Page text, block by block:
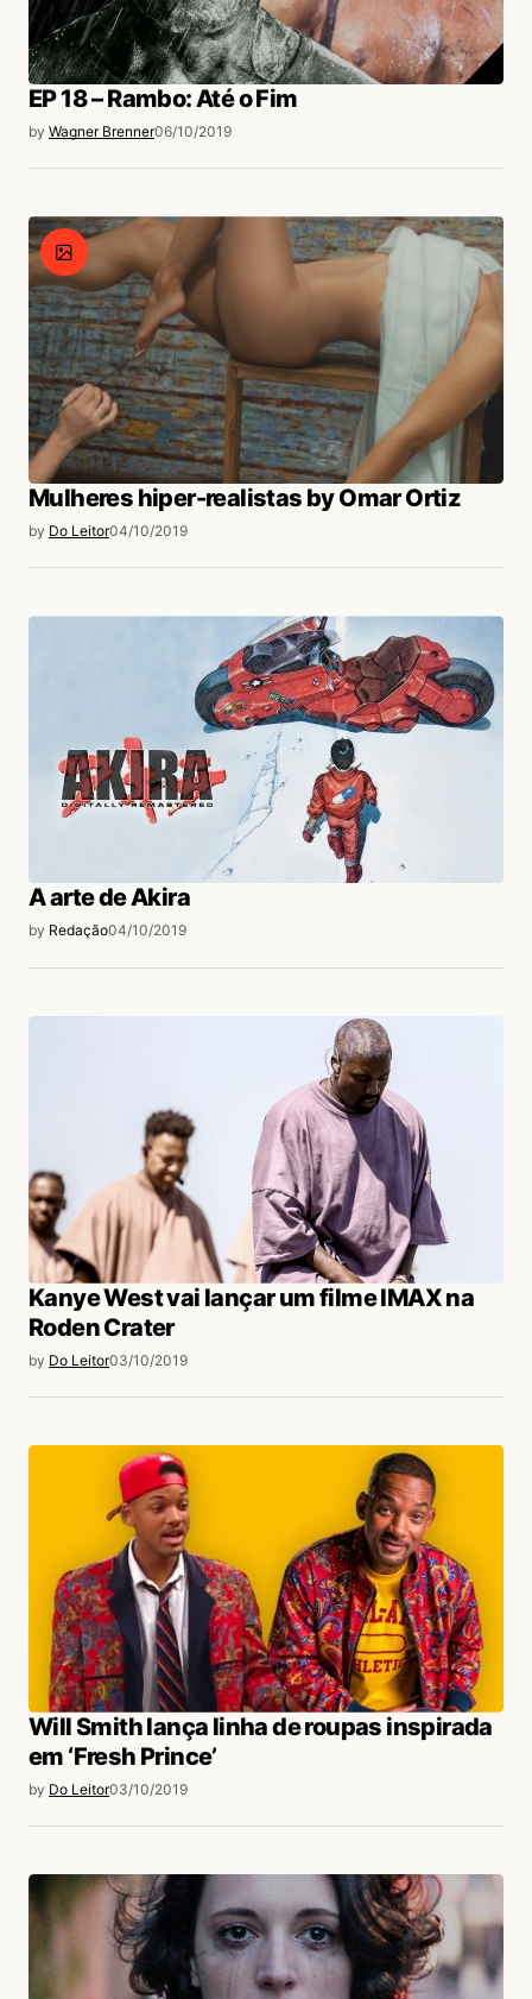
EP 18 – Rambo: Até o Fim
by Wagner Brenner06/10/2019
Mulheres hiper-realistas by Omar Ortiz
by Do Leitor04/10/2019
A arte de Akira
by Redação04/10/2019
Kanye West vai lançar um filme IMAX na
Roden Crater
by Do Leitor03/10/2019
Will Smith lança linha de roupas inspirada
em ‘Fresh Prince’
by Do Leitor03/10/2019